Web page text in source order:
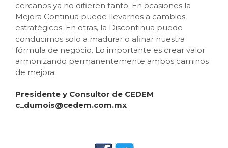
cercanos ya no difieren tanto. En ocasiones la
Mejora Continua puede llevarnos a cambios
estratégicos. En otras, la Discontinua puede
conducirnos solo a madurar o afinar nuestra
fórmula de negocio. Lo importante es crear valor
armonizando permanentemente ambos caminos
de mejora.
Presidente y Consultor de CEDEM
c_dumois@cedem.com.mx